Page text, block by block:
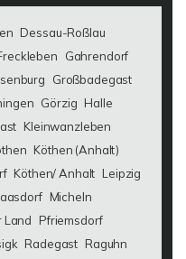
Dessau-Roßlau
Gahrendorf
Großbadegast
Görzig Halle
Kleinwanzleben
Köthen (Anhalt)
Köthen/ Anhalt Leipzig
Micheln
Land
Pfriemsdorf
Radegast Raguhn